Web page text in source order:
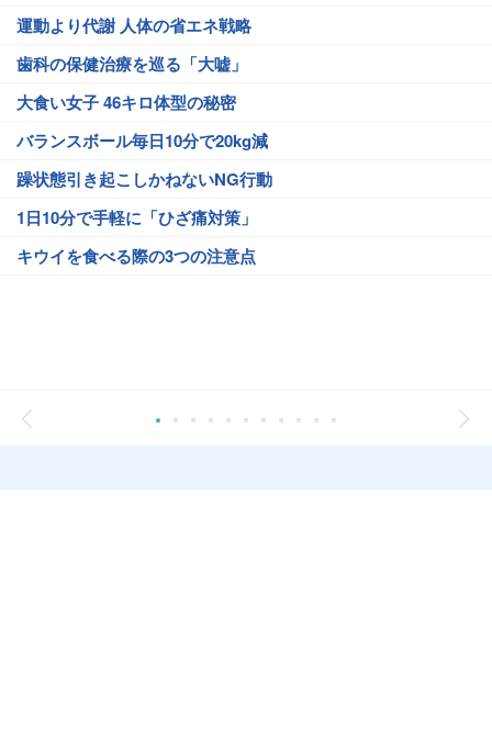
運動より代謝 人体の省エネ戦略
歯科の保健治療を巡る「大嘘」
大食い女子 46キロ体型の秘密
バランスボール毎日10分で20kg減
躁状態引き起こしかねないNG行動
1日10分で手軽に「ひざ痛対策」
キウイを食べる際の3つの注意点